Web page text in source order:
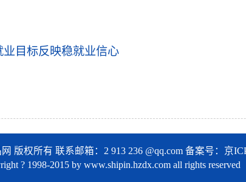
目标反映稳就业信心
版权所有 联系邮箱：2 913 236 @qq.com 备案号： 京
? 1998-2015 by www.shipin.hzdx.com all rights reserved